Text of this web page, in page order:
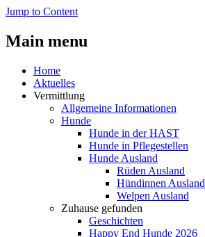
Jump to Content
Main menu
Home
Aktuelles
Vermittlung
Allgemeine Informationen
Hunde
Hunde in der HAST
Hunde in Pflegestellen
Hunde Ausland
Rüden Ausland
Hündinnen Ausland
Welpen Ausland
Zuhause gefunden
Geschichten
Happy End Hunde 2026